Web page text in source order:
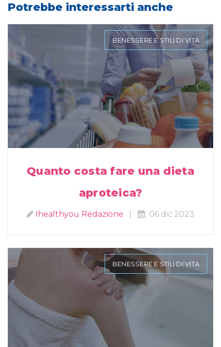
Potrebbe interessarti anche
BENESSERE E STILI DI VITA
Quanto costa fare una dieta
aproteica?
Ihealthyou Redazione 06 dic 2023
BENESSERE E STILI DI VITA